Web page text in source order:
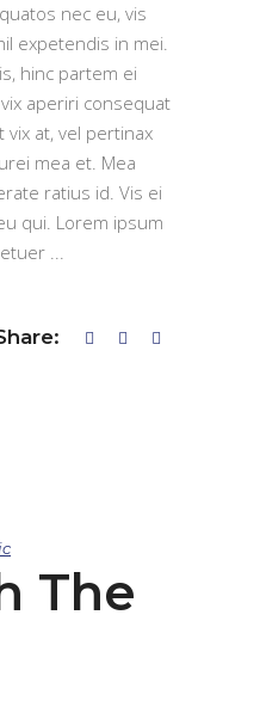
nec eu, vis
expetendis in mei.
hinc partem ei
aperiri consequat
vix at, vel pertinax
mea et. Mea
ratius id. Vis ei
qui. Lorem ipsum
The